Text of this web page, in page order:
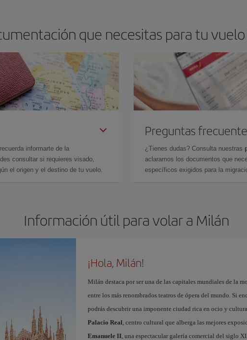
que necesitas para tu
informarte de la
consultar si requieres visado,
el origen y el destino de tu vuelo.
Preguntas
¿Tienes dudas? Consulta nuestras
aclaramos los documentos que
específicos exigidos para la
Información útil para volar a Milán
¡Hola, Milán!
Milán destaca por ser una de las capitales mundiales de la
entre los más renombrados teatros de ópera del mundo. Si
podrás descubrir una imponente ciudad rica en ocio y
Palacio Real, centro cultural que alberga las mejores
Emanuele II, una espectacular galería comercial del siglo